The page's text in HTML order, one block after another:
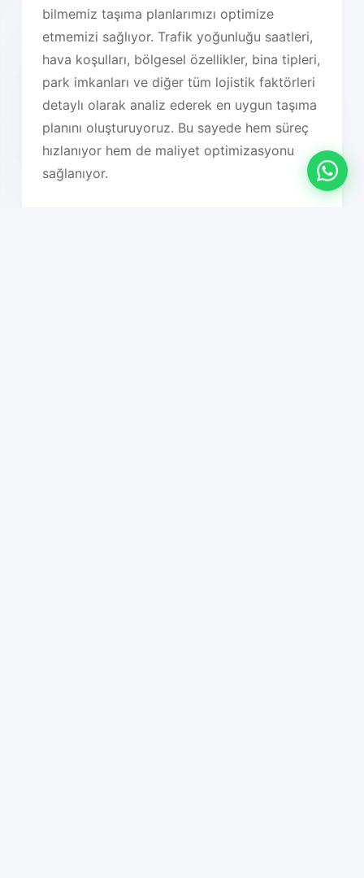
bilmemiz taşıma planlarımızı optimize
etmemizi sağlıyor. Trafik yoğunluğu saatleri,
hava koşulları, bölgesel özellikler, bina tipleri,
park imkanları ve diğer tüm lojistik faktörleri
detaylı olarak analiz ederek en uygun taşıma
planını oluşturuyoruz. Bu sayede hem süreç
hızlanıyor hem de maliyet optimizasyonu
sağlanıyor.